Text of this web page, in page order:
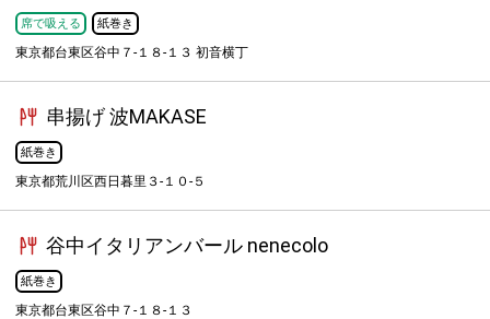
席で吸える 紙巻き
東京都台東区谷中７-１８-１３ 初音横丁
串揚げ 波MAKASE
紙巻き
東京都荒川区西日暮里３-１０-５
谷中イタリアンバール nenecolo
紙巻き
東京都台東区谷中７-１８-１３